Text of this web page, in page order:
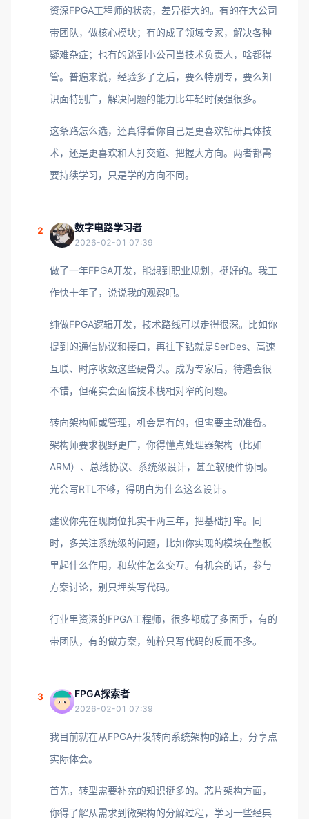
资深FPGA工程师的状态，差异挺大的。有的在大公司
带团队，做核心模块；有的成了领域专家，解决各种
疑难杂症；也有的跳到小公司当技术负责人，啥都得
管。普遍来说，经验多了之后，要么特别专，要么知
识面特别广，解决问题的能力比年轻时候强很多。
这条路怎么选，还真得看你自己是更喜欢钻研具体技
术，还是更喜欢和人打交道、把握大方向。两者都需
要持续学习，只是学的方向不同。
2 数字电路学习者
2026-02-01 07:39
做了一年FPGA开发，能想到职业规划，挺好的。我工
作快十年了，说说我的观察吧。
纯做FPGA逻辑开发，技术路线可以走得很深。比如你
提到的通信协议和接口，再往下钻就是SerDes、高速
互联、时序收敛这些硬骨头。成为专家后，待遇会很
不错，但确实会面临技术栈相对窄的问题。
转向架构师或管理，机会是有的，但需要主动准备。
架构师要求视野更广，你得懂点处理器架构（比如
ARM）、总线协议、系统级设计，甚至软硬件协同。
光会写RTL不够，得明白为什么这么设计。
建议你先在现岗位扎实干两三年，把基础打牢。同
时，多关注系统级的问题，比如你实现的模块在整板
里起什么作用，和软件怎么交互。有机会的话，参与
方案讨论，别只埋头写代码。
行业里资深的FPGA工程师，很多都成了多面手，有的
带团队，有的做方案，纯粹只写代码的反而不多。
3 FPGA探索者
2026-02-01 07:39
我目前就在从FPGA开发转向系统架构的路上，分享点
实际体会。
首先，转型需要补充的知识挺多的。芯片架构方面，
你得了解从需求到微架构的分解过程，学习一些经典